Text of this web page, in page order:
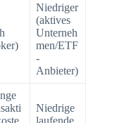
Niedriger
(aktives
Unterneh
men/ETF
-
Anbieter)
Niedrige
laufende